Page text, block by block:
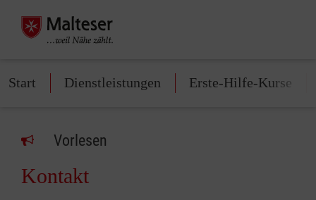
Start Dienstleistungen Erste-Hilfe-Kurse
Vorlesen
Kontakt